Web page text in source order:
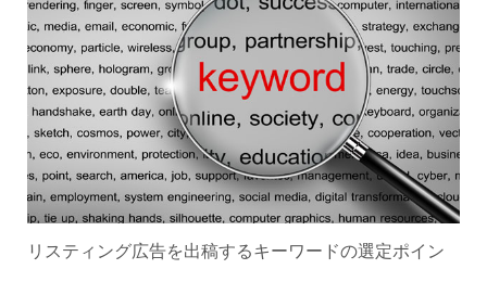
リスティング広告を出稿するキーワードの選定ポイン